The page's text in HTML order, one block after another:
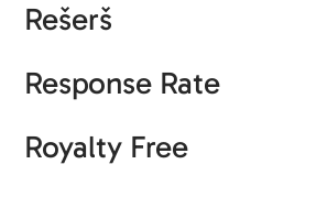
Rešerš
Response Rate
Royalty Free